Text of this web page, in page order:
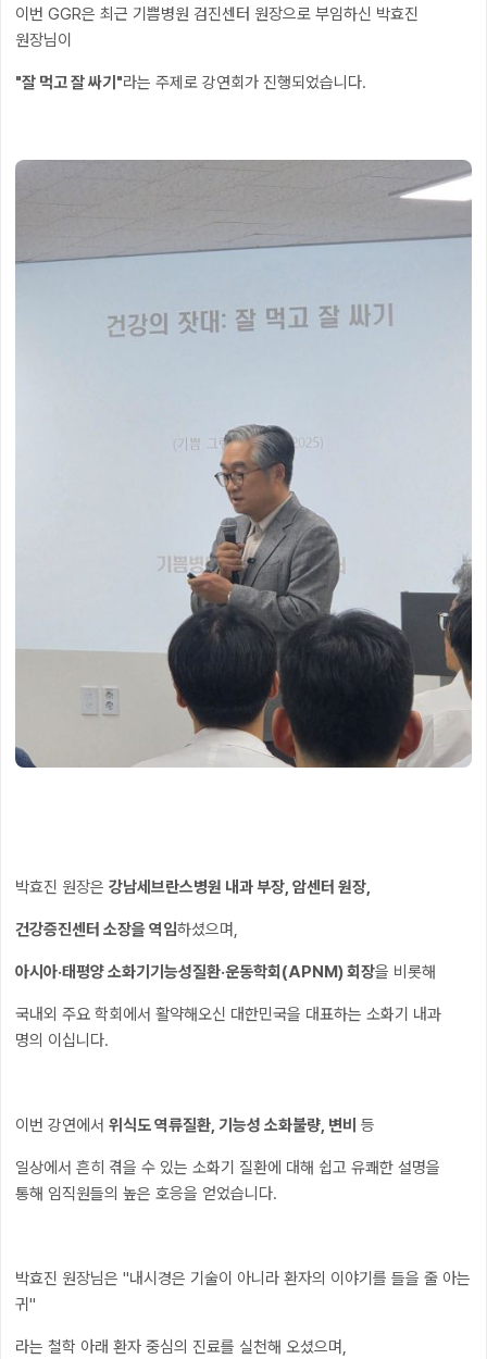
이번 GGR은 최근 기쁨병원 검진센터 원장으로 부임하신 박효진
원장님이
"잘 먹고 잘 싸기"라는 주제로 강연회가 진행되었습니다.
박효진 원장은강남세브란스병원 내과 부장, 암센터 원장,
건강증진센터 소장을 역임하셨으며,
아시아·태평양 소화기기능성질환·운동학회(APNM) 회장을 비롯해
국내외 주요 학회에서 활약해오신 대한민국을 대표하는 소화기 내과
명의 이십니다.
이번 강연에서위식도 역류질환, 기능성 소화불량, 변비 등
일상에서 흔히 겪을 수 있는 소화기 질환에 대해 쉽고 유쾌한 설명을
통해 임직원들의 높은 호응을 얻었습니다.
박효진 원장님은 "내시경은 기술이 아니라 환자의 이야기를 들을 줄 아는
귀"
라는 철학 아래 환자 중심의 진료를 실천해 오셨으며,